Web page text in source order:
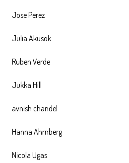
Jose Perez
Julia Akusok
Ruben Verde
Jukka Hill
avnish chandel
Hanna Ahrnberg
Nicola Ugas